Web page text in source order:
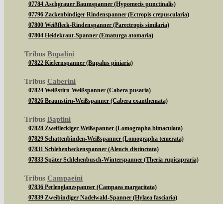
07784 Aschgrauer Baumspanner (Hypomecis punctinalis)
07796 Zackenbindiger Rindenspanner (Ectropis crepuscularia)
07800 Weißfleck-Rindenspanner (Parectropis similaria)
07804 Heidekraut-Spanner (Ematurga atomaria)
Tribus Bupalini
07822 Kiefernspanner (Bupalus piniaria)
Tribus Caberini
07824 Weißstirn-Weißspanner (Cabera pusaria)
07826 Braunstirn-Weißspanner (Cabera exanthemata)
Tribus Baptini
07828 Zweifleckiger Weißspanner (Lomographa bimaculata)
07829 Schattenbinden-Weißspanner (Lomographa temerata)
07831 Schlehenheckenspanner (Aleucis distinctata)
07833 Später Schlehenbusch-Winterspanner (Theria rupicapraria)
Tribus Campaeini
07836 Perlenglanzspanner (Campaea margaritata)
07839 Zweibindiger Nadelwald-Spanner (Hylaea fasciaria)